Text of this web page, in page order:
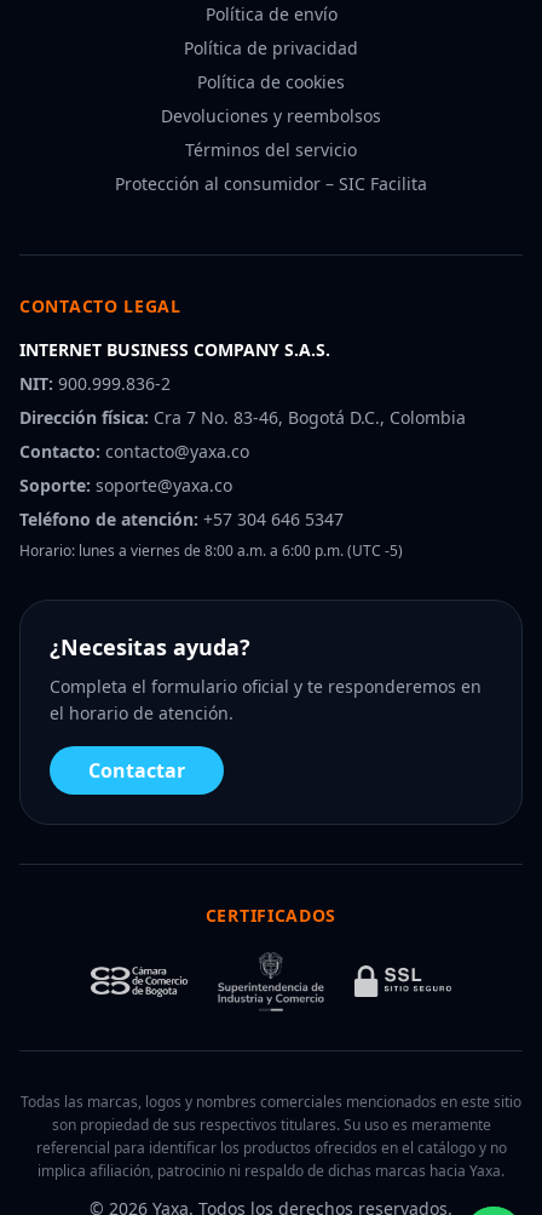
Política de envío
Política de privacidad
Política de cookies
Devoluciones y reembolsos
Términos del servicio
Protección al consumidor – SIC Facilita
CONTACTO LEGAL
INTERNET BUSINESS COMPANY S.A.S.
NIT: 900.999.836-2
Dirección física: Cra 7 No. 83-46, Bogotá D.C., Colombia
Contacto: contacto@yaxa.co
Soporte: soporte@yaxa.co
Teléfono de atención: +57 304 646 5347
Horario: lunes a viernes de 8:00 a.m. a 6:00 p.m. (UTC -5)
¿Necesitas ayuda?
Completa el formulario oficial y te responderemos en
el horario de atención.
Contactar
CERTIFICADOS
Todas las marcas, logos y nombres comerciales mencionados en este sitio
son propiedad de sus respectivos titulares. Su uso es meramente
referencial para identificar los productos ofrecidos en el catálogo y no
implica afiliación, patrocinio ni respaldo de dichas marcas hacia Yaxa.
© 2026 Yaxa. Todos los derechos reservados.